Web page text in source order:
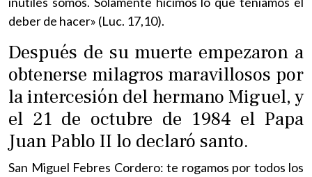
deber de hacer» (Luc. 17,10).
Después de su muerte empezaron a
obtenerse milagros maravillosos por
la intercesión del hermano Miguel, y
el 21 de octubre de 1984 el Papa
Juan Pablo II lo declaró santo.
San Miguel Febres Cordero: te rogamos por todos los